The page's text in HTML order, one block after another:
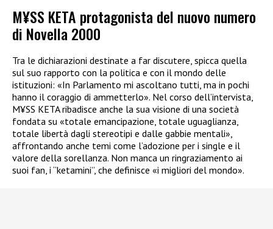
M¥SS KETA protagonista del nuovo numero
di Novella 2000
Tra le dichiarazioni destinate a far discutere, spicca quella
sul suo rapporto con la politica e con il mondo delle
istituzioni: «In Parlamento mi ascoltano tutti, ma in pochi
hanno il coraggio di ammetterlo». Nel corso dell’intervista,
M¥SS KETA ribadisce anche la sua visione di una società
fondata su «totale emancipazione, totale uguaglianza,
totale libertà dagli stereotipi e dalle gabbie mentali»,
affrontando anche temi come l’adozione per i single e il
valore della sorellanza. Non manca un ringraziamento ai
suoi fan, i “ketamini”, che definisce «i migliori del mondo».